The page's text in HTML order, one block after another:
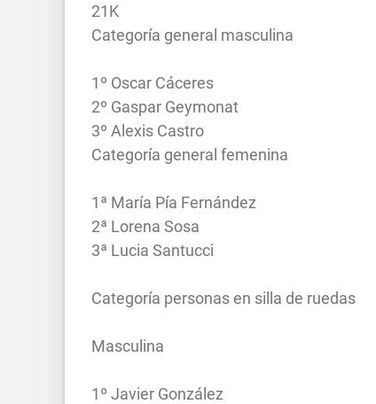
21K
Categoría general masculina
1º Oscar Cáceres
2º Gaspar Geymonat
3º Alexis Castro
Categoría general femenina
1ª María Pía Fernández
2ª Lorena Sosa
3ª Lucia Santucci
Categoría personas en silla de ruedas
Masculina
1º Javier González